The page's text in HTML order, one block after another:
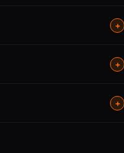
+
+
+